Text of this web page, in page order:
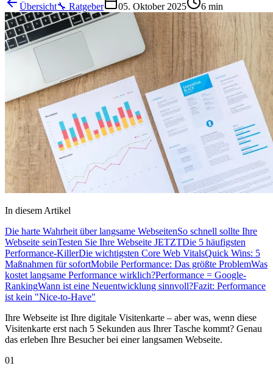
Übersicht🔧 Ratgeber 05. Oktober 2025 6 min
In diesem Artikel
Die harte Wahrheit über langsame WebseitenSo schnell sollte Ihre
Webseite seinTesten Sie Ihre Webseite JETZTDie 5 häufigsten
Performance-KillerDie wichtigsten Core Web VitalsQuick Wins: 5
Maßnahmen für sofortMobile Performance: Das größte ProblemWas
kostet langsame Performance wirklich?Performance = Google-
RankingWann ist eine Neuentwicklung sinnvoll?Fazit: Performance
ist kein "Nice-to-Have"
Ihre Webseite ist Ihre digitale Visitenkarte – aber was, wenn diese
Visitenkarte erst nach 5 Sekunden aus Ihrer Tasche kommt? Genau
das erleben Ihre Besucher bei einer langsamen Webseite.
01